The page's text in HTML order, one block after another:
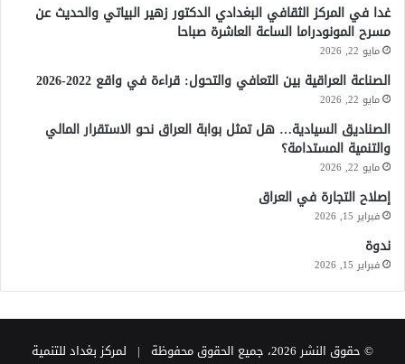
غدا في المركز الثقافي البغدادي الدكتور زهير البياتي والحديث عن
مسرح المونودراما الساعة العاشرة صباحا
مايو 22, 2026
الصناعة العراقية بين التعافي والتحول: قراءة في واقع 2022-2026
مايو 22, 2026
الصناديق السيادية… هل تمثل بوابة العراق نحو الاستقرار المالي
والتنمية المستدامة؟
مايو 22, 2026
إصلاح التجارة في العراق
فبراير 15, 2026
ندوة
فبراير 15, 2026
© حقوق النشر 2026، جميع الحقوق محفوظة | لمركز بغداد للتنمية